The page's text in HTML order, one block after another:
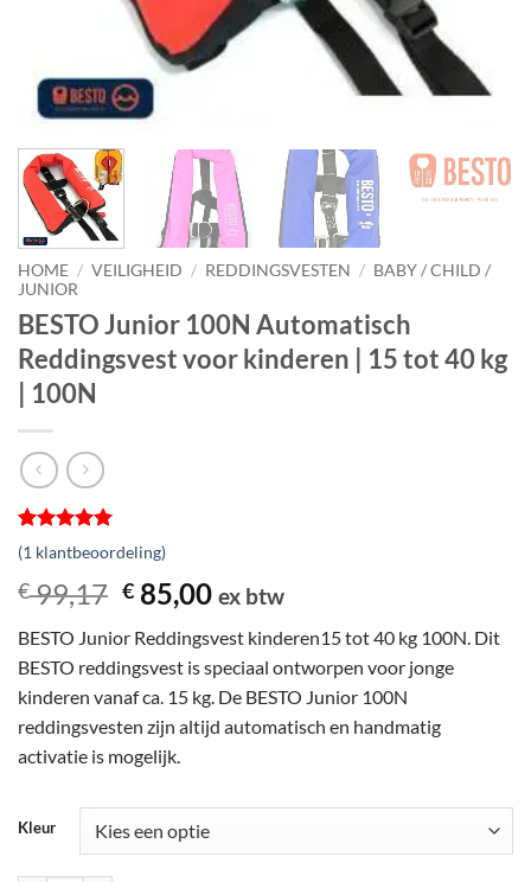
HOME / VEILIGHEID / REDDINGSVESTEN / BABY / CHILD /
JUNIOR
BESTO Junior 100N Automatisch
Reddingsvest voor kinderen | 15 tot 40 kg
| 100N
Gewaardeerd
5op 5
gebaseerd
op
1
(1 klantbeoordeling)
€99,17 Oorspronkelijke
prijs
was:
€ 99,17.
€ 85,00Huidige
is:
€ 85,00.
ex btw
BESTO Junior Reddingsvest kinderen15 tot 40 kg 100N. Dit
BESTO reddingsvest is speciaal ontworpen voor jonge
kinderen vanaf ca. 15 kg. De BESTO Junior 100N
reddingsvesten zijn altijd automatisch en handmatig
activatie is mogelijk.
Kleur